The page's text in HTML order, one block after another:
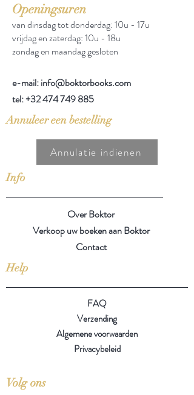
Openingsuren
van dinsdag tot donderdag: 10u - 17u
vrijdag en zaterdag: 10u - 18u
zondag en maandag gesloten
e-mail: info@boktorbooks.com
tel:+32 474 749 885
Annuleer een bestelling
Annulatie indienen
Info
Over Boktor
Verkoop uw boeken aan Boktor
Contact
Help
FAQ
Verzending
Algemene voorwaarden
Privacybeleid
Volg ons